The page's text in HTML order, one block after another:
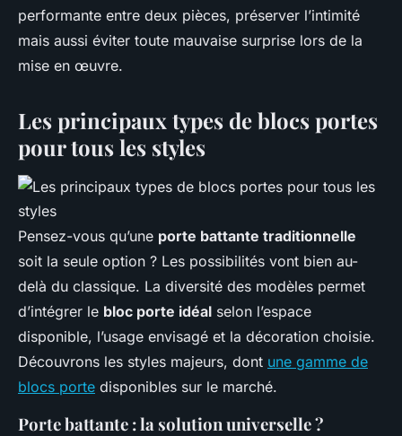
performante entre deux pièces, préserver l’intimité
mais aussi éviter toute mauvaise surprise lors de la
mise en œuvre.
Les principaux types de blocs portes
pour tous les styles
Pensez-vous qu’une porte battante traditionnelle
soit la seule option ? Les possibilités vont bien au-
delà du classique. La diversité des modèles permet
d’intégrer le bloc porte idéal selon l’espace
disponible, l’usage envisagé et la décoration choisie.
Découvrons les styles majeurs, dont une gamme de
blocs porte disponibles sur le marché.
Porte battante : la solution universelle ?